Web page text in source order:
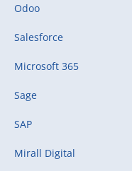
Odoo
Salesforce
Microsoft 365
Sage
SAP
Mirall Digital